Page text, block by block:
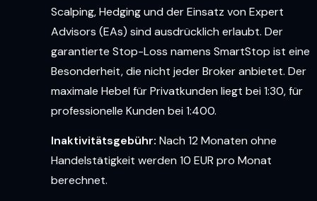
Scalping, Hedging und der Einsatz von Expert
Advisors (EAs) sind ausdrücklich erlaubt. Der
garantierte Stop-Loss namens SmartStop ist eine
Besonderheit, die nicht jeder Broker anbietet. Der
maximale Hebel für Privatkunden liegt bei 1:30, für
professionelle Kunden bei 1:400.
Inaktivitätsgebühr: Nach 12 Monaten ohne
Handelstätigkeit werden 10 EUR pro Monat
berechnet.